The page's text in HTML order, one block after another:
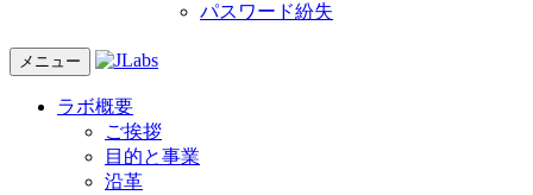
パスワード紛失
メニュー
ラボ概要
ご挨拶
目的と事業
沿革